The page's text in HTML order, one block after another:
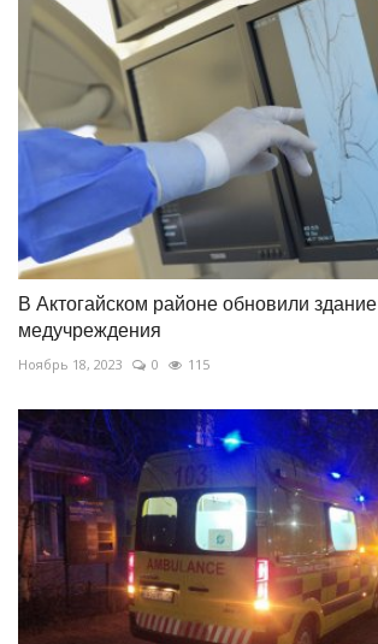
В Актогайском районе обновили здание
медучреждения
Ноябрь 18, 2023 0 115